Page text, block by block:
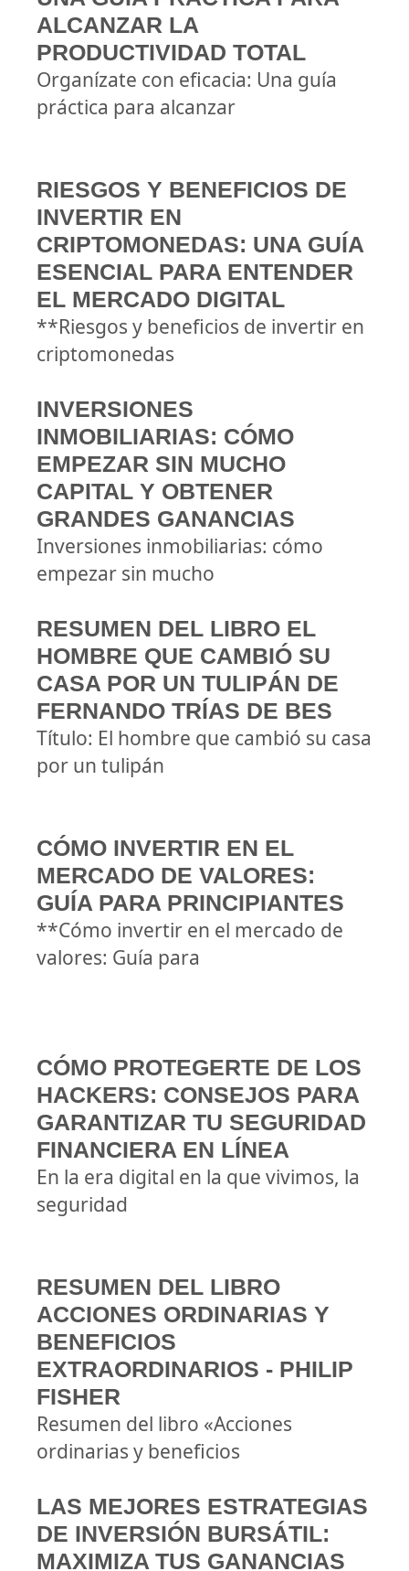
ALCANZAR LA
PRODUCTIVIDAD TOTAL
Organízate con eficacia: Una guía
práctica para alcanzar
RIESGOS Y BENEFICIOS DE
INVERTIR EN
CRIPTOMONEDAS: UNA GUÍA
ESENCIAL PARA ENTENDER
EL MERCADO DIGITAL
**Riesgos y beneficios de invertir en
criptomonedas
INVERSIONES
INMOBILIARIAS: CÓMO
EMPEZAR SIN MUCHO
CAPITAL Y OBTENER
GRANDES GANANCIAS
Inversiones inmobiliarias: cómo
empezar sin mucho
RESUMEN DEL LIBRO EL
HOMBRE QUE CAMBIÓ SU
CASA POR UN TULIPÁN DE
FERNANDO TRÍAS DE BES
Título: El hombre que cambió su casa
por un tulipán
CÓMO INVERTIR EN EL
MERCADO DE VALORES:
GUÍA PARA PRINCIPIANTES
**Cómo invertir en el mercado de
valores: Guía para
CÓMO PROTEGERTE DE LOS
HACKERS: CONSEJOS PARA
GARANTIZAR TU SEGURIDAD
FINANCIERA EN LÍNEA
En la era digital en la que vivimos, la
seguridad
RESUMEN DEL LIBRO
ACCIONES ORDINARIAS Y
BENEFICIOS
EXTRAORDINARIOS - PHILIP
FISHER
Resumen del libro «Acciones
ordinarias y beneficios
LAS MEJORES ESTRATEGIAS
DE INVERSIÓN BURSÁTIL:
MAXIMIZA TUS GANANCIAS